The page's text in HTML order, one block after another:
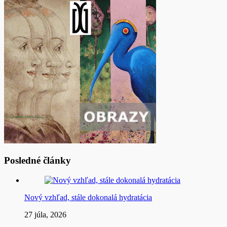
Posledné články
Nový vzhľad, stále dokonalá hydratácia
27 júla, 2026